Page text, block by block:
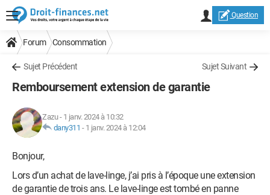
Question
Forum Consommation
Sujet Précédent Sujet Suivant
Remboursement extension de garantie
Zazu- 1 janv. 2024 à 10:32
dany311 - 1 janv. 2024 à 12:04
Bonjour,
Lors d’un achat de lave-linge, j’ai pris à l’époque une extension
de garantie de trois ans. Le lave-linge est tombé en panne